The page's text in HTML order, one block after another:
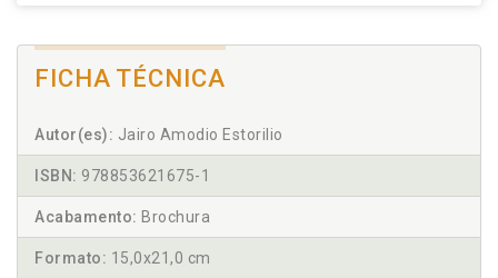
FICHA TÉCNICA
Autor(es): Jairo Amodio Estorilio
ISBN: 978853621675-1
Acabamento: Brochura
Formato: 15,0x21,0 cm